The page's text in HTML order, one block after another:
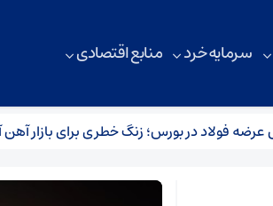
سرمایه خرد منابع اقتصادی
در بورس؛ زنگ خطری برای بازار آهن‌ آلات؟